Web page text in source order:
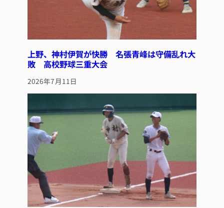
上野、神村伊賀が快勝 名張青峰は守備乱れ大
敗 高校野球三重大会
2026年7月11日